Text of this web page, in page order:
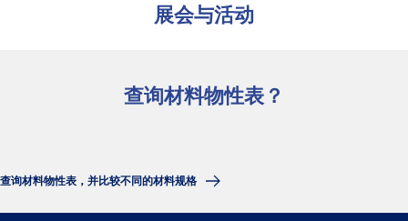
展会与活动
查询材料物性表？
查询材料物性表，并比较不同的材料规格